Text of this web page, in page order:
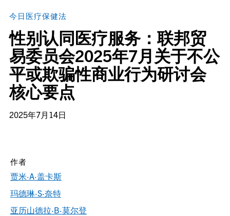
今日医疗保健法
性别认同医疗服务：联邦贸
易委员会2025年7月关于不公
平或欺骗性商业行为研讨会
核心要点
2025年7月14日
作者
贾米·A·盖卡斯
玛德琳·S·奈特
亚历山德拉·B·莫尔登